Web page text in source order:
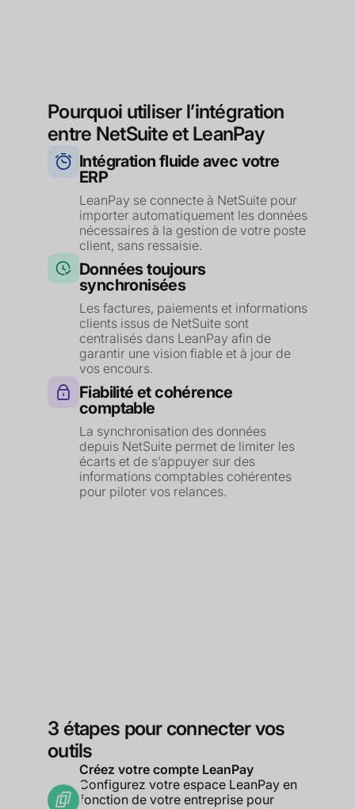
Pourquoi utiliser l’intégration
entre NetSuite et LeanPay
Intégration fluide avec votre
ERP
LeanPay se connecte à NetSuite pour
importer automatiquement les données
nécessaires à la gestion de votre poste
client, sans ressaisie.
Données toujours
synchronisées
Les factures, paiements et informations
clients issus de NetSuite sont
centralisés dans LeanPay afin de
garantir une vision fiable et à jour de
vos encours.
Fiabilité et cohérence
comptable
La synchronisation des données
depuis NetSuite permet de limiter les
écarts et de s’appuyer sur des
informations comptables cohérentes
pour piloter vos relances.
3 étapes pour connecter vos
outils
Créez votre compte LeanPay
Configurez votre espace LeanPay en
fonction de votre entreprise pour